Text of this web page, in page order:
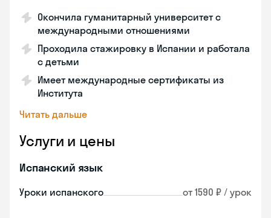
Окончила гуманитарный университет с
международными отношениями
Проходила стажировку в Испании и работала
с детьми
Имеет международные сертификаты из
Института
Читать дальше
Услуги и цены
Испанский язык
Уроки испанского от 1590 ₽ / урок